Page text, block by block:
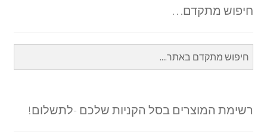
חיפוש מתקדם…
רשימת המוצרים בסל הקניות שלכם -לתשלום!